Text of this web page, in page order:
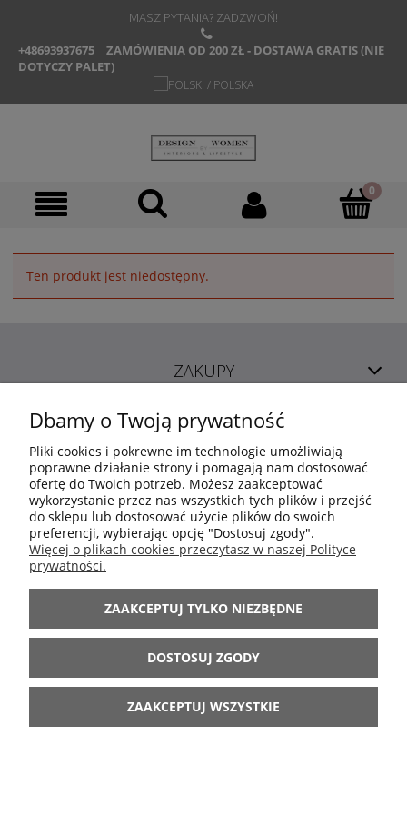
MASZ PYTANIA? ZADZWOŃ!
+48693937675
ZAMÓWIENIA OD 200 ZŁ - DOSTAWA GRATIS (NIE
DOTYCZY PALET)
Ten produkt jest niedostępny.
ZAKUPY
POMOC
MOJE KONTO
INFORMACJE
ARANŻACJE
BĄDŹ Z NAMI
Dbamy o Twoją prywatność
Pliki cookies i pokrewne im technologie umożliwiają
poprawne działanie strony i pomagają nam dostosować
ofertę do Twoich potrzeb. Możesz zaakceptować
wykorzystanie przez nas wszystkich tych plików i przejść
do sklepu lub dostosować użycie plików do swoich
preferencji, wybierając opcję "Dostosuj zgody".
Więcej o plikach cookies przeczytasz w naszej Polityce
prywatności.
ZAAKCEPTUJ TYLKO NIEZBĘDNE
DOSTOSUJ ZGODY
ZAAKCEPTUJ WSZYSTKIE